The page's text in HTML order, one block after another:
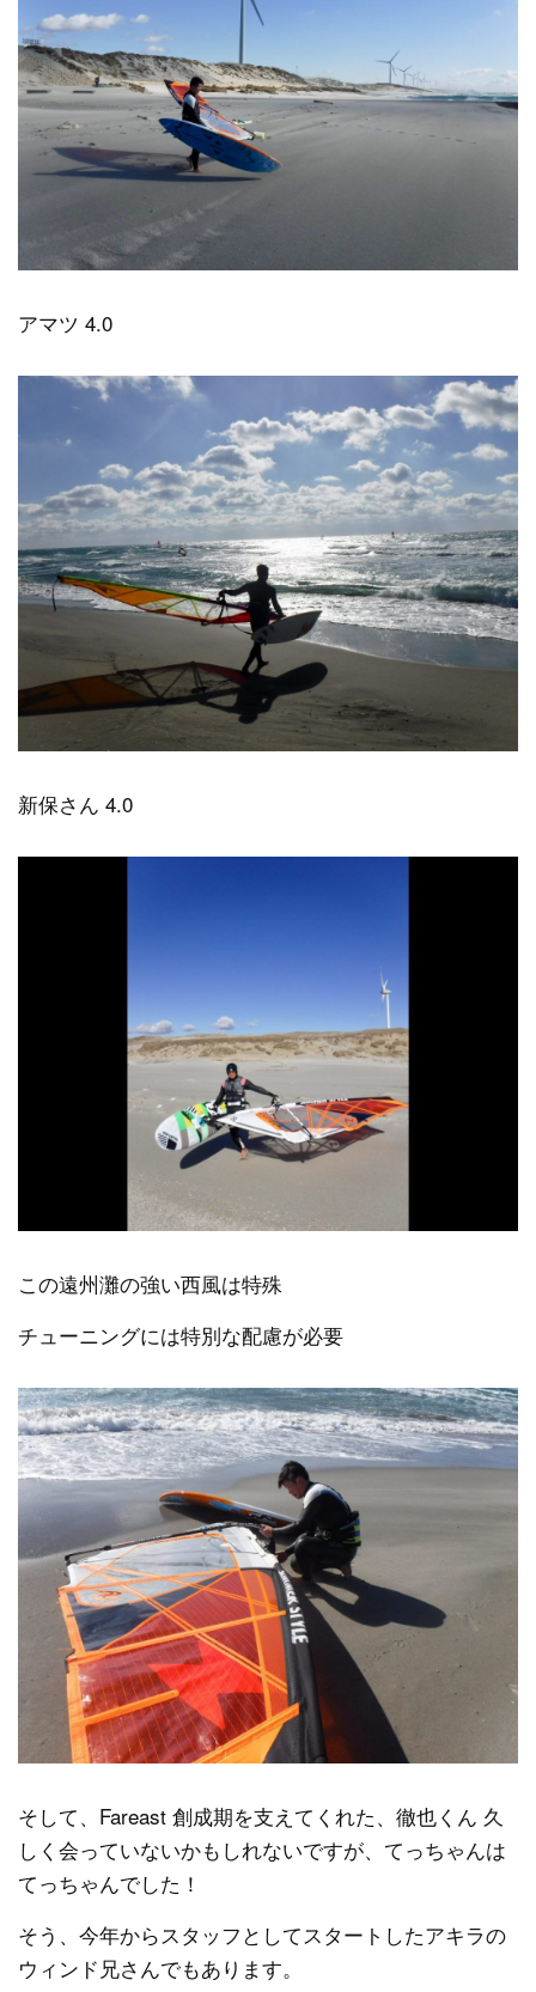
アマツ 4.0
新保さん 4.0
この遠州灘の強い西風は特殊
チューニングには特別な配慮が必要
そして、Fareast 創成期を支えてくれた、徹也くん 久
しく会っていないかもしれないですが、てっちゃんは
てっちゃんでした！
そう、今年からスタッフとしてスタートしたアキラの
ウィンド兄さんでもあります。